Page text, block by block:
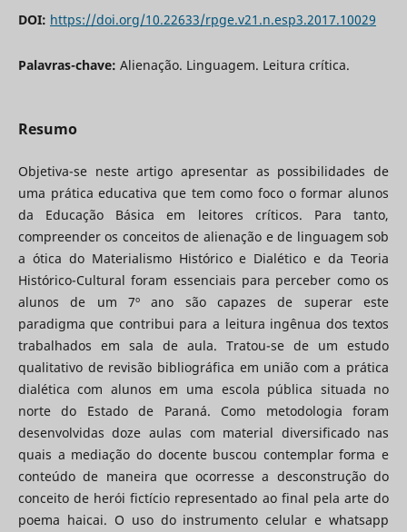
DOI: https://doi.org/10.22633/rpge.v21.n.esp3.2017.10029
Palavras-chave: Alienação. Linguagem. Leitura crítica.
Resumo
Objetiva-se neste artigo apresentar as possibilidades de
uma prática educativa que tem como foco o formar alunos
da Educação Básica em leitores críticos. Para tanto,
compreender os conceitos de alienação e de linguagem sob
a ótica do Materialismo Histórico e Dialético e da Teoria
Histórico-Cultural foram essenciais para perceber como os
alunos de um 7º ano são capazes de superar este
paradigma que contribui para a leitura ingênua dos textos
trabalhados em sala de aula. Tratou-se de um estudo
qualitativo de revisão bibliográfica em união com a prática
dialética com alunos em uma escola pública situada no
norte do Estado de Paraná. Como metodologia foram
desenvolvidas doze aulas com material diversificado nas
quais a mediação do docente buscou contemplar forma e
conteúdo de maneira que ocorresse a desconstrução do
conceito de herói fictício representado ao final pela arte do
poema haicai. O uso do instrumento celular e whatsapp